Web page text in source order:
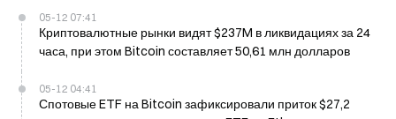
05-12 07:41
Криптовалютные рынки видят $237M в ликвидациях за 24
часа, при этом Bitcoin составляет 50,61 млн долларов
05-12 04:41
Спотовые ETF на Bitcoin зафиксировали приток $27,2